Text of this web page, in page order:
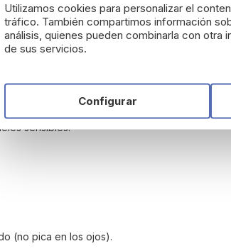
invisible y tacto seco.
.
sensibles.
(no pica en los ojos).
Utilizamos cookies para personalizar el
tráfico. También compartimos información
análisis, quienes pueden combinarla con otra
de sus servicios.
Configurar